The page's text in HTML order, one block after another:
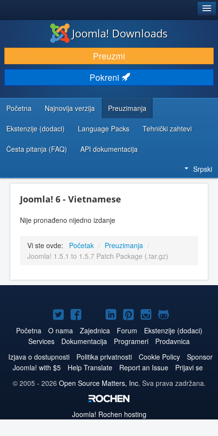
PREUZIMANJE I PROŠIRENJA (EKSTENZIJE)
OTKRIJTE I NAUČITE
ZAJEDNICA I PODRŠKA
RESURSI ZA RAZVOJ
Joomla! Downloads
Preuzmi
Pokreni
Početna Najnovija verzija Preuzimanja
Ekstenzije (dodaci) Language Packs Tehnički zahtevi
Česta pitanja (FAQ) API dokumentacija
Srpski
Joomla! 6 - Vietnamese
Nije pronađeno nijedno izdanje
Vi ste ovde: Početak / Preuzimanja /
Joomla! 1.5.1 to 1.5.7 Patch Package (.tar.gz)
Joomla!
na
Twitteru
Joomla!
na
Facebooku
Joomla!
na
YouTube
Joomla!
naLinkedIn
Joomla!
na
Pinterest
Joomla!
na
Instagram
Joomla!
na
GitHub
Početna O nama Zajednica Forum
Ekstenzije (dodaci)
Services
Dokumentacija Programeri
Prodavnica
Izjava o dostupnosti
Politika privatnosti Cookie Policy
Sponsor
Joomla! with $5
Help Translate Report an Issue
Prijavi se
© 2005 - 2026 Open Source Matters, Inc. Sva prava zadržana.
Joomla! Rochen hosting